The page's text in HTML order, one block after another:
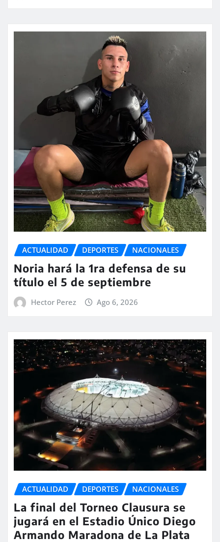
ACTUALIDAD DEPORTES NACIONALES
Noria hará la 1ra defensa de su
título el 5 de septiembre
Hector Perez Ago 6, 2026
ACTUALIDAD DEPORTES NACIONALES
La final del Torneo Clausura se
jugará en el Estadio Único Diego
Armando Maradona de La Plata